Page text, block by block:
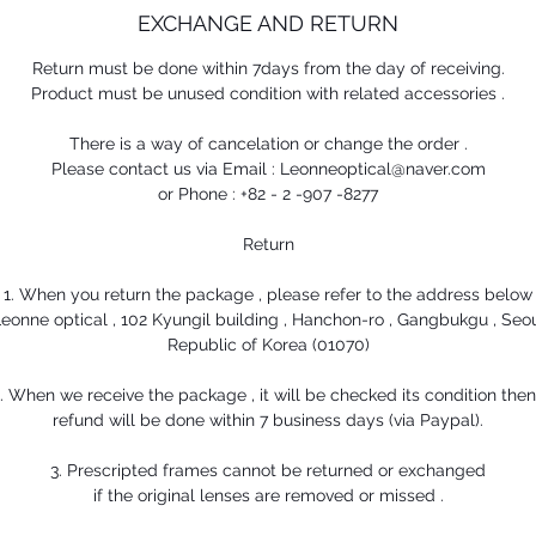
EXCHANGE AND RETURN
Return must be done within 7days from the day of receiving.
Product must be unused condition with related accessories .
There is a way of cancelation or change the order .
Please contact us via Email : Leonneoptical@naver.com
or Phone : +82 - 2 -907 -8277
Return
1. When you return the package , please refer to the address below
optical , 102 Kyungil building , Hanchon-ro , Gangbukgu ,
Republic of Korea (01070)
When we receive the package , it will be checked its condition
refund will be done within 7 business days (via Paypal).
3. Prescripted frames cannot be returned or exchanged
if the original lenses are removed or missed .